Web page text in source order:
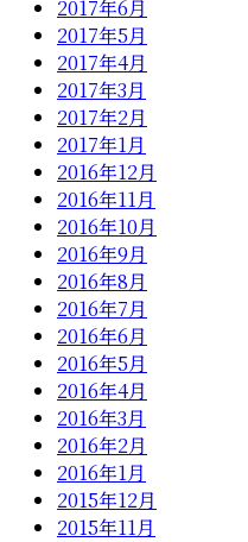
2017年6月
2017年5月
2017年4月
2017年3月
2017年2月
2017年1月
2016年12月
2016年11月
2016年10月
2016年9月
2016年8月
2016年7月
2016年6月
2016年5月
2016年4月
2016年3月
2016年2月
2016年1月
2015年12月
2015年11月